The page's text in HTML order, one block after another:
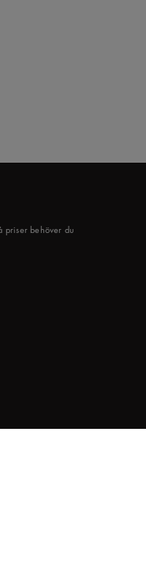
priser behöver du